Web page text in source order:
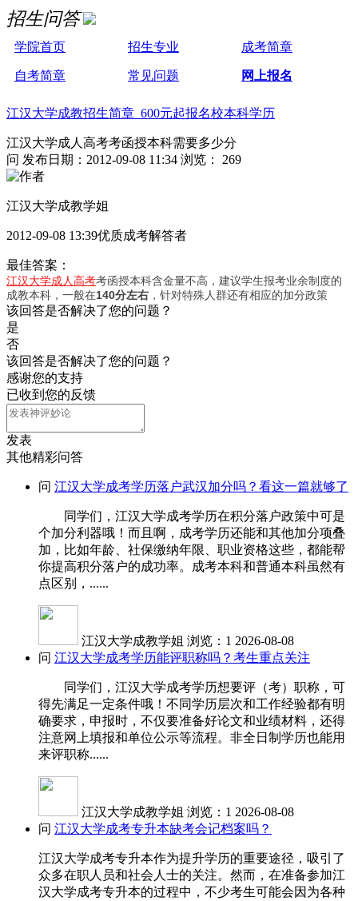
招生问答
学院首页 招生专业 成考简章
自考简章 常见问题 网上报名
江汉大学成教招生简章 600元起报名校本科学历
江汉大学成人高考考函授本科需要多少分
问 发布日期：2012-09-08 11:34 浏览： 269
江汉大学成教学姐
2012-09-08 13:39优质成考解答者
最佳答案：
江汉大学成人高考考函授本科含金量不高，建议学生报考业余制度的
成教本科，一般在140分左右 ，针对特殊人群还有相应的加分政策
该回答是否解决了您的问题？
是
否
该回答是否解决了您的问题？
感谢您的支持
已收到您的反馈
发表
其他精彩问答
问 江汉大学成考学历落户武汉加分吗？看这一篇就够了
同学们，江汉大学成考学历在积分落户政策中可是
个加分利器哦！而且啊，成考学历还能和其他加分项叠
加，比如年龄、社保缴纳年限、职业资格这些，都能帮
你提高积分落户的成功率。成考本科和普通本科虽然有
点区别，......
江汉大学成教学姐 浏览：1 2026-08-08
问 江汉大学成考学历能评职称吗？考生重点关注
同学们，江汉大学成考学历想要评（考）职称，可
得先满足一定条件哦！不同学历层次和工作经验都有明
确要求，申报时，不仅要准备好论文和业绩材料，还得
注意网上填报和单位公示等流程。非全日制学历也能用
来评职称......
江汉大学成教学姐 浏览：1 2026-08-08
问 江汉大学成考专升本缺考会记档案吗？
江汉大学成考专升本作为提升学历的重要途径，吸引了
众多在职人员和社会人士的关注。然而，在准备参加江
汉大学成考专升本的过程中，不少考生可能会因为各种